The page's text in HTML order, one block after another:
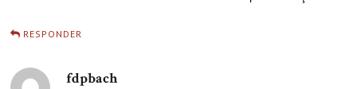
RESPONDER
fdpbachdisse: